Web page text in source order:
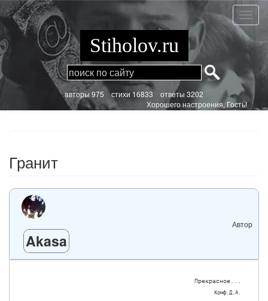
Перейти
к
основному
содержанию
Stiholov.ru
aвторы 975стихи 16833 ответы 3202
Хорошего настроения, Гость!
Гранит
Автор
Akasa
Прекрасное...
Комф.Д.А.